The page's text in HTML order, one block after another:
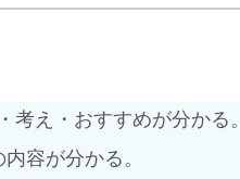
考え・おすすめが分かる。
容が分かる。